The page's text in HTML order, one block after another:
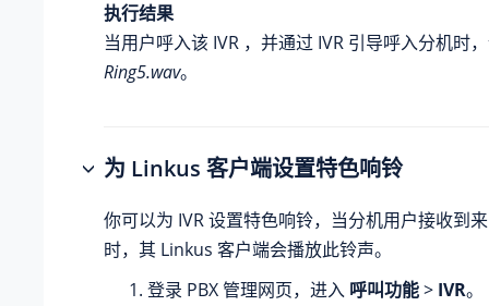
执行结果
当用户呼入该 IVR ，并通过 IVR 引导呼入分机时
Ring5.wav。
为 Linkus 客户端设置特色响铃
你可以为 IVR 设置特色响铃，当分机用户接收到
时，其 Linkus 客户端会播放此铃声。
登录 PBX 管理网页，进入 呼叫功能> IVR。